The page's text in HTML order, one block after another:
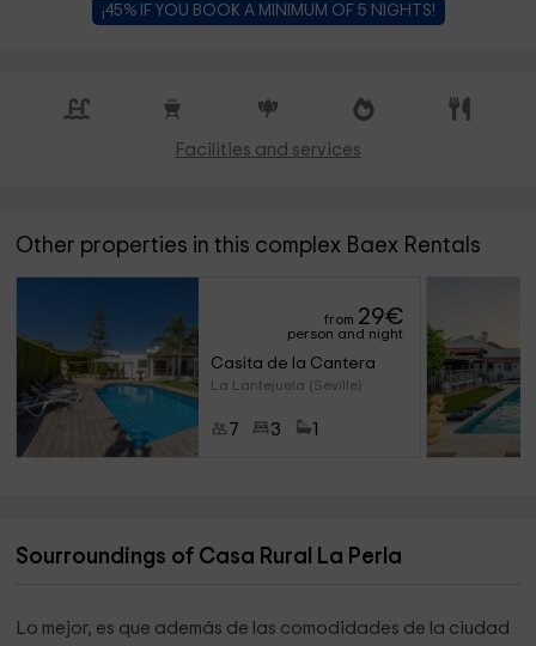
¡45% IF YOU BOOK A MINIMUM OF 5 NIGHTS!
Facilities and services
Other properties in this complex Baex Rentals
from 29€
person and night
Casita de la Cantera
La Lantejuela (Seville)
7 3
Sourroundings of Casa Rural La Perla
Lo mejor, es que además de las comodidades de la ciudad